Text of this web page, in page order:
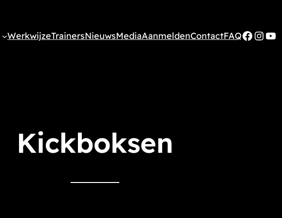
WerkwijzeTrainersNieuwsMediaAanmeldenContactFAQ
Kickboksen